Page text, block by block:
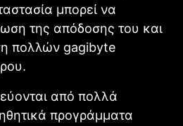
μπορεί να
της απόδοσης του και
πολλών gagibyte
από πολλά
προγράμματα